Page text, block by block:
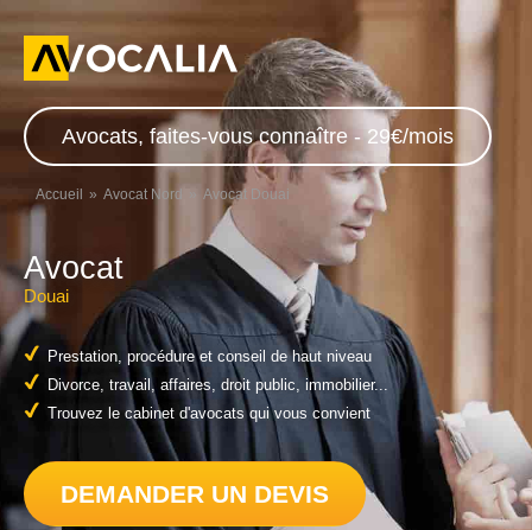
Avocats, faites-vous connaître - 29€/mois
Accueil Avocat Nord Avocat Douai
Avocat
Douai
Prestation, procédure et conseil de haut niveau
Divorce, travail, affaires, droit public, immobilier...
Trouvez le cabinet d'avocats qui vous convient
DEMANDER UN DEVIS